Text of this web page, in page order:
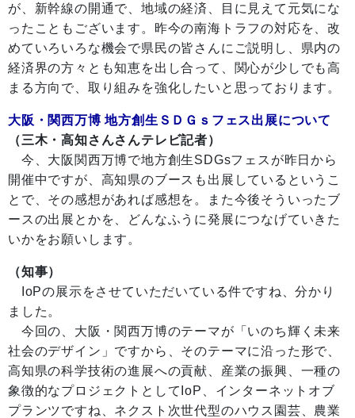
が、新幹線の開通で、地域の経済、目に見えて元気にな
ったこともございます。昨今の南海トラフの対応を、改
めていろいろな機会で県民の皆さんにご説明し、県内の
経済界の方々とも知恵を出し合って、関心が少しでも高
まる方向で、取り組みを強化したいと思っております。
大阪・関西万博 地方創生ＳＤＧｓフェス出展について
（三木・高知さんさんテレビ記者）
今、大阪関西万博で地方創生SDGsフェスが昨日から
開催中ですが、高知県のブースも出展しているというこ
とで、その感想があれば感想を。また今後そういったブ
ースの出展とかを、どんなふうに発展につなげていきた
いかをお願いします。
（知事）
IoPの展示をさせていただいている件ですね、分かり
ました。
今回の、大阪・関西万博のテーマが「いのち輝く未来
社会のデザイン」ですから、そのテーマに沿った形で、
高知県の科学技術の進展への貢献、産業の振興、一種の
象徴的なプロジェクトとしてIoP、インターネットオブ
プランツですね、ネクスト次世代型のハウス園芸、農業